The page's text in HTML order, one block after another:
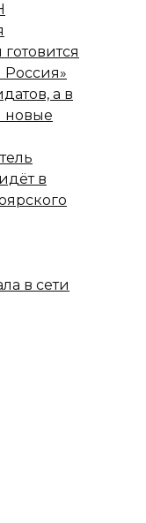
а в
новые
в
в сети